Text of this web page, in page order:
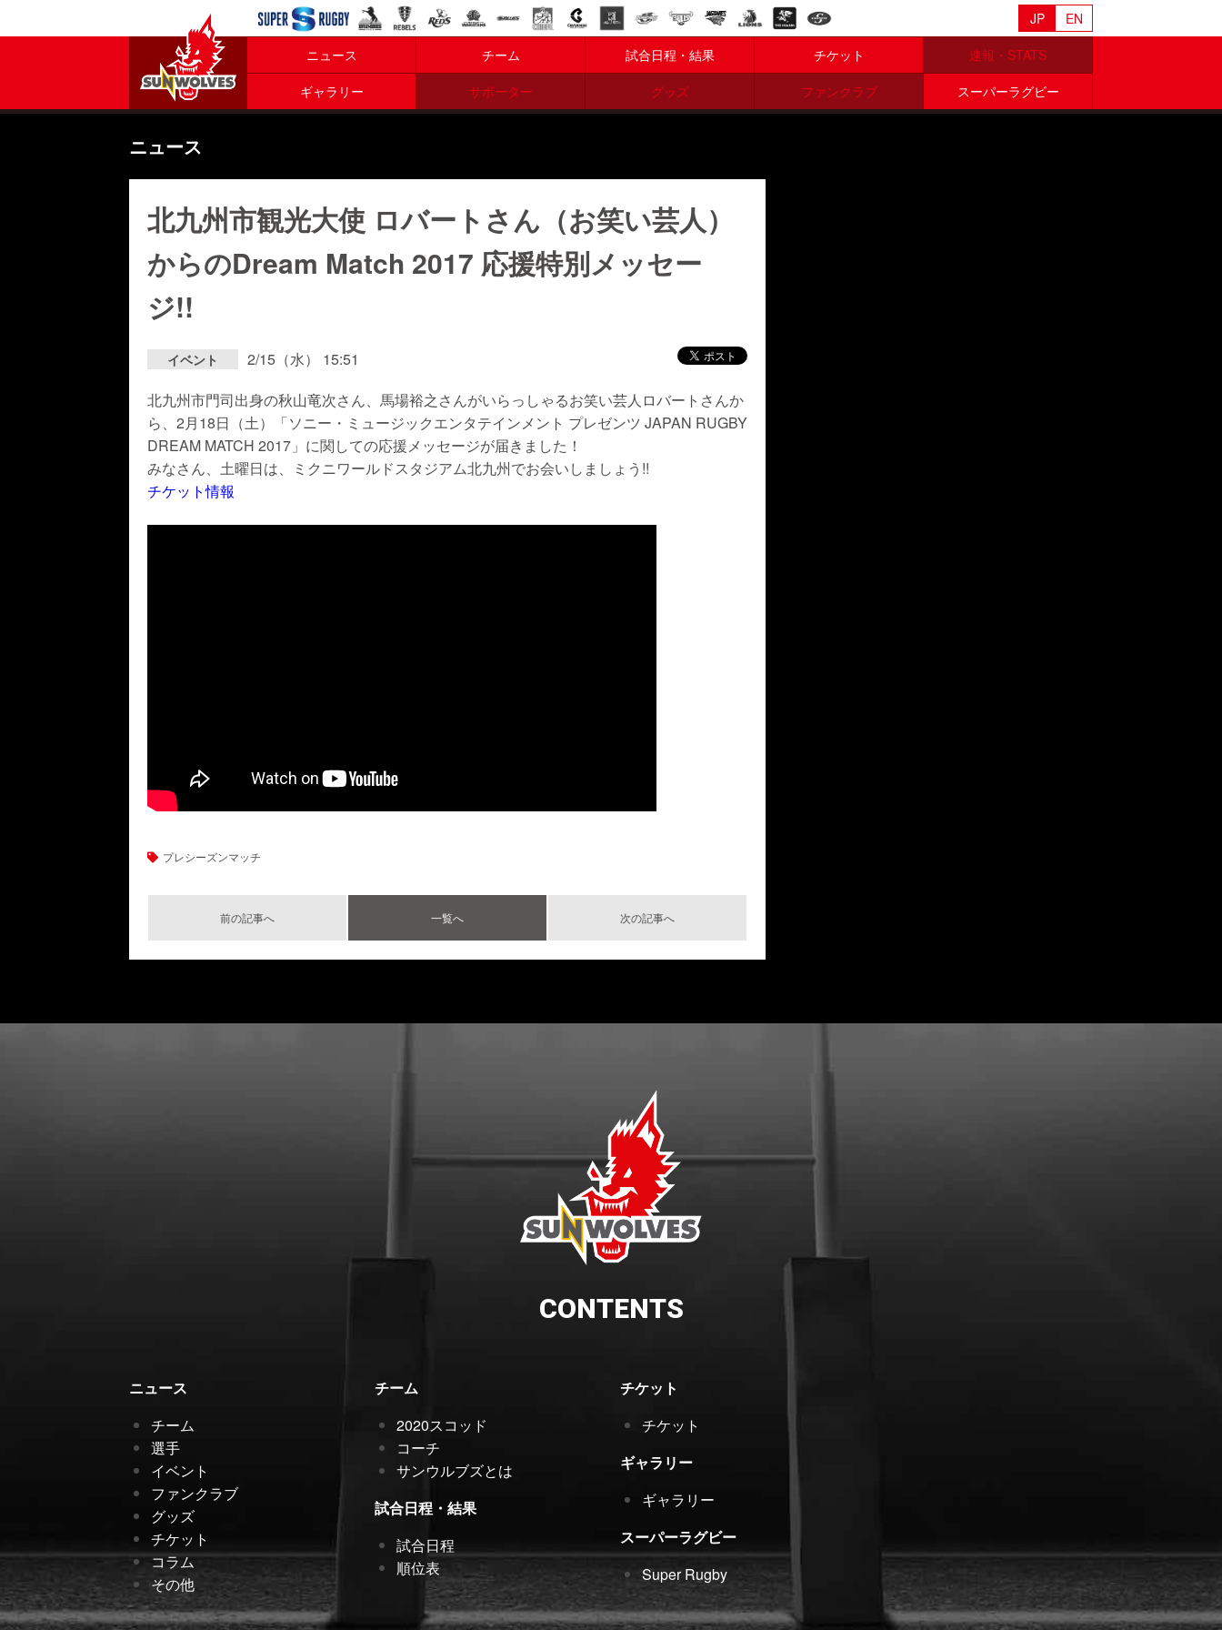
ニュース チーム 試合日程・結果 チケット
速報・STATS
ギャラリー
サポーター グッズ ファンクラブ スーパーラグビー
JP EN
ニュース
北九州市観光大使 ロバートさん（お笑い芸人）
からのDream Match 2017 応援特別メッセー
ジ!!
イベント
2/15（水） 15:51
北九州市門司出身の秋山竜次さん、馬場裕之さんがいらっしゃるお笑い芸人ロバートさんか
ら、2月18日（土）「ソニー・ミュージックエンタテインメント プレゼンツ JAPAN RUGBY
DREAM MATCH 2017」に関しての応援メッセージが届きました！
みなさん、土曜日は、ミクニワールドスタジアム北九州でお会いしましょう!!
チケット情報
プレシーズンマッチ
前の記事へ 一覧へ 次の記事へ
CONTENTS
ニュース
チーム
選手
イベント
ファンクラブ
グッズ
チケット
コラム
その他
チーム
2020スコッド
コーチ
サンウルブズとは
試合日程・結果
試合日程
順位表
チケット
チケット
ギャラリー
ギャラリー
スーパーラグビー
Super Rugby